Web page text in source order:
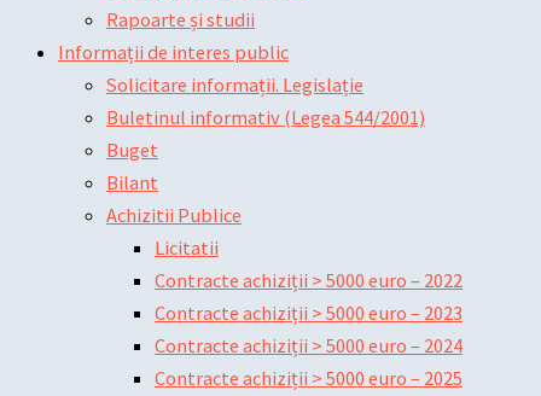
Rapoarte și studii
Informații de interes public
Solicitare informații. Legislație
Buletinul informativ (Legea 544/2001)
Buget
Bilant
Achizitii Publice
Licitatii
Contracte achiziții > 5000 euro – 2022
Contracte achiziții > 5000 euro – 2023
Contracte achiziții > 5000 euro – 2024
Contracte achiziții > 5000 euro – 2025